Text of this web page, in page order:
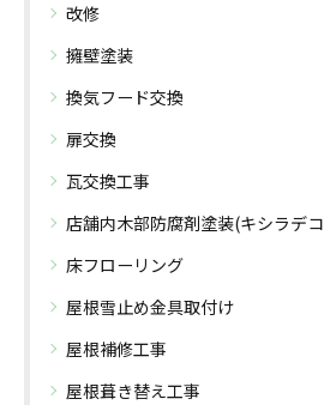
改修
擁壁塗装
換気フード交換
扉交換
瓦交換工事
店舗内木部防腐剤塗装(キシラデコール)
床フローリング
屋根雪止め金具取付け
屋根補修工事
屋根葺き替え工事